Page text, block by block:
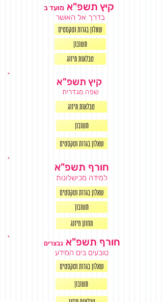
קיץ תשפ"א מועד ב
בדרך אל האושר
קיץ תשפ"א
שפה מגדרית
חורף תשפ"א
למידה מכישלונות
חורף תשפ"א נבצרים
טובעים בים המידע